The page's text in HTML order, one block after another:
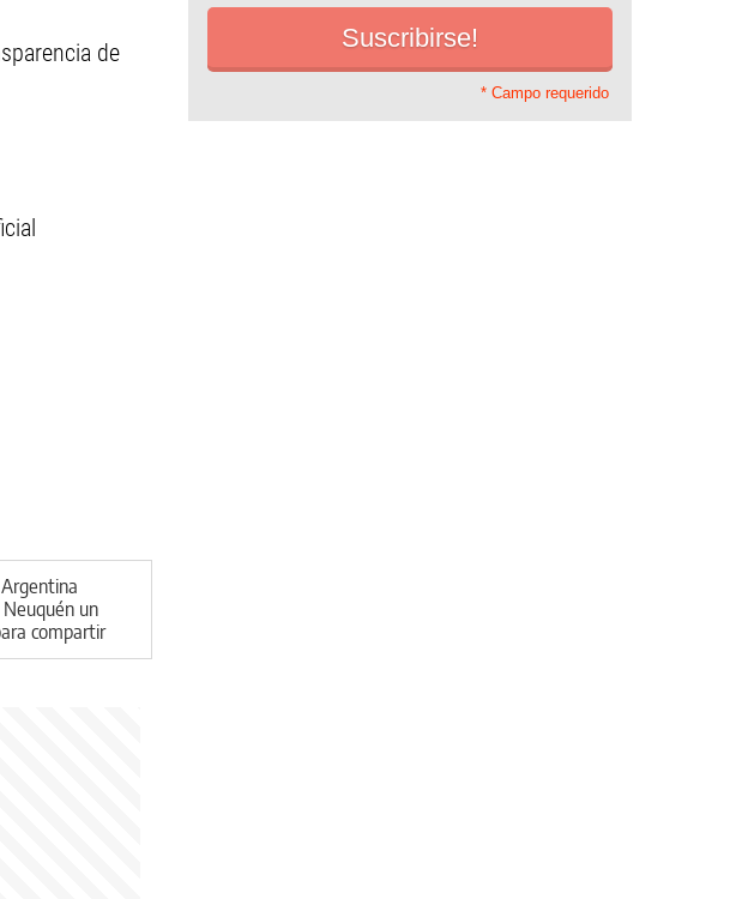
de
un
compartir
en la
* Campo requerido